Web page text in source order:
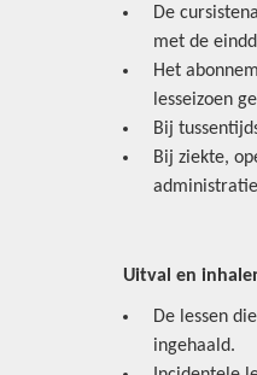
De
met de
Het
lesseizoen
Bij
Bij ziekte,
Uitval en
De lessen
ingehaald.